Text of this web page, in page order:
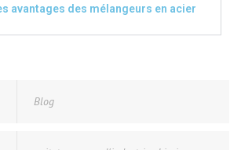
avantages des mélangeurs en acier
Blog